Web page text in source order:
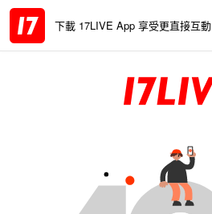
下載 17LIVE App 享受更直接互動